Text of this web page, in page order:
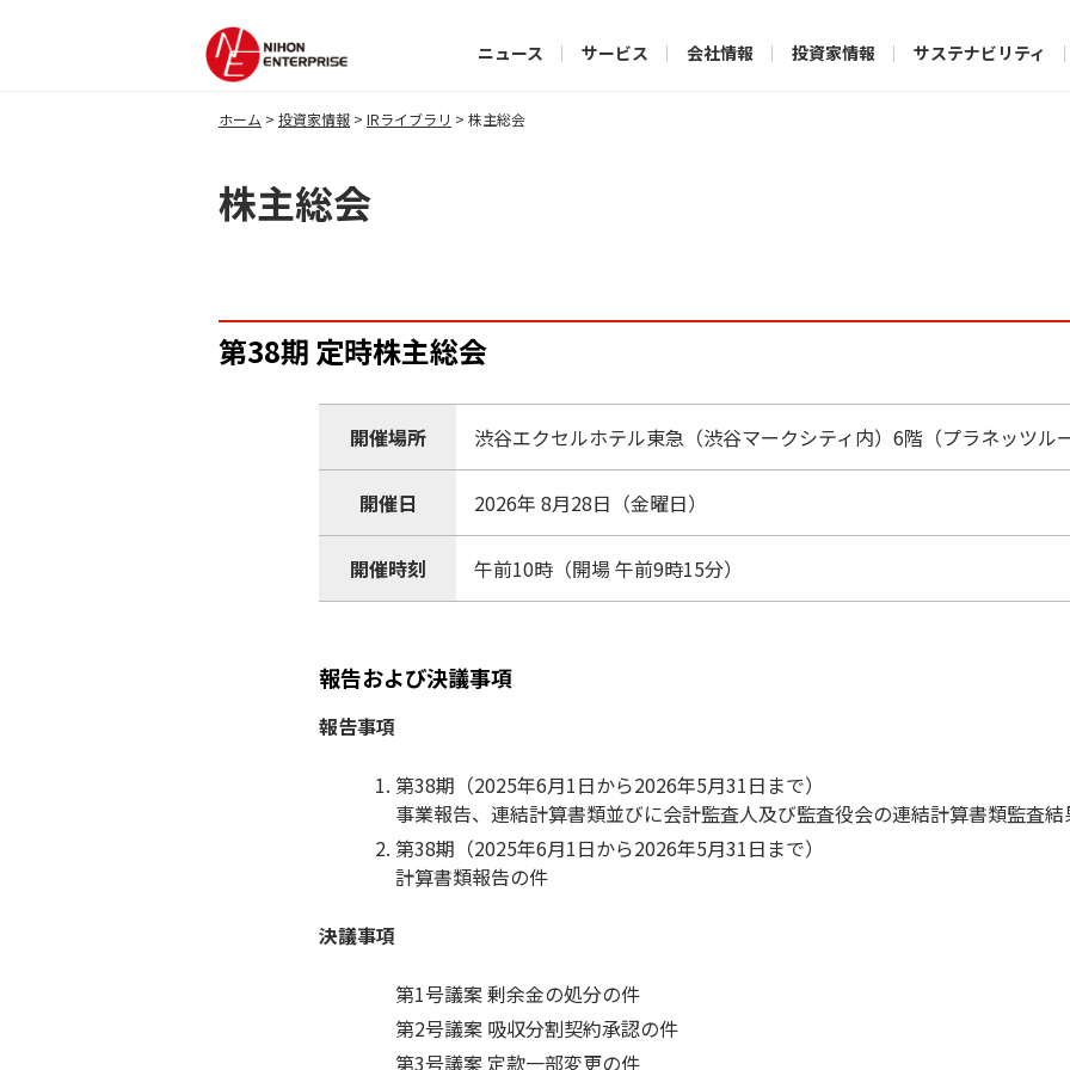
ニュース サービス 会社情報 投資家情報 サステナビリティ
ホーム 投資家情報 IRライブラリ 株主総会
株主総会
第38期 定時株主総会
開催場所 渋谷エクセルホテル東急（渋谷マークシティ内）6階（プラネッツルー
開催日 2026年 8月28日（金曜日）
開催時刻 午前10時（開場 午前9時15分）
報告および決議事項
報告事項
第38期（2025年6月1日から2026年5月31日まで）
事業報告、連結計算書類並びに会計監査人及び監査役会の連結計算書類監査
第38期（2025年6月1日から2026年5月31日まで）
計算書類報告の件
決議事項
第1号議案 剰余金の処分の件
第2号議案 吸収分割契約承認の件
第3号議案 定款一部変更の件